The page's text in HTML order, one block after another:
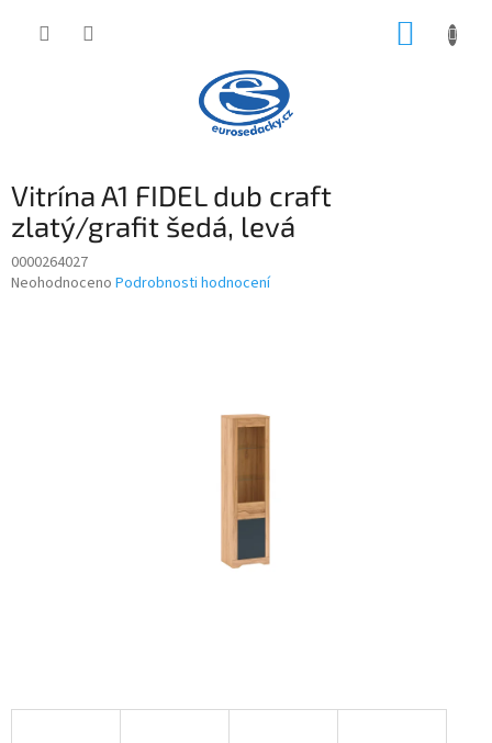
Vitrína A1 FIDEL dub craft
zlatý/grafit šedá, levá
0000264027
Průměrné
Neohodnoceno Podrobnosti hodnocení